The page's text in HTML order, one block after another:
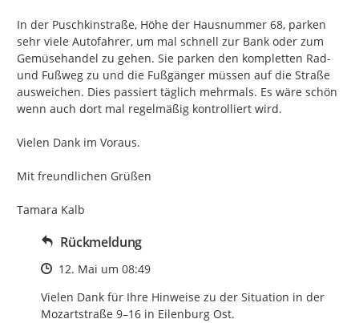
In der Puschkinstraße, Höhe der Hausnummer 68, parken
sehr viele Autofahrer, um mal schnell zur Bank oder zum
Gemüsehandel zu gehen. Sie parken den kompletten Rad-
und Fußweg zu und die Fußgänger müssen auf die Straße
ausweichen. Dies passiert täglich mehrmals. Es wäre schön
wenn auch dort mal regelmäßig kontrolliert wird.
Vielen Dank im Voraus.
Mit freundlichen Grüßen
Tamara Kalb
Rückmeldung
Zeitpunkt des Erstellens
12. Mai um 08:49
Vielen Dank für Ihre Hinweise zu der Situation in der
Mozartstraße 9–16 in Eilenburg Ost.